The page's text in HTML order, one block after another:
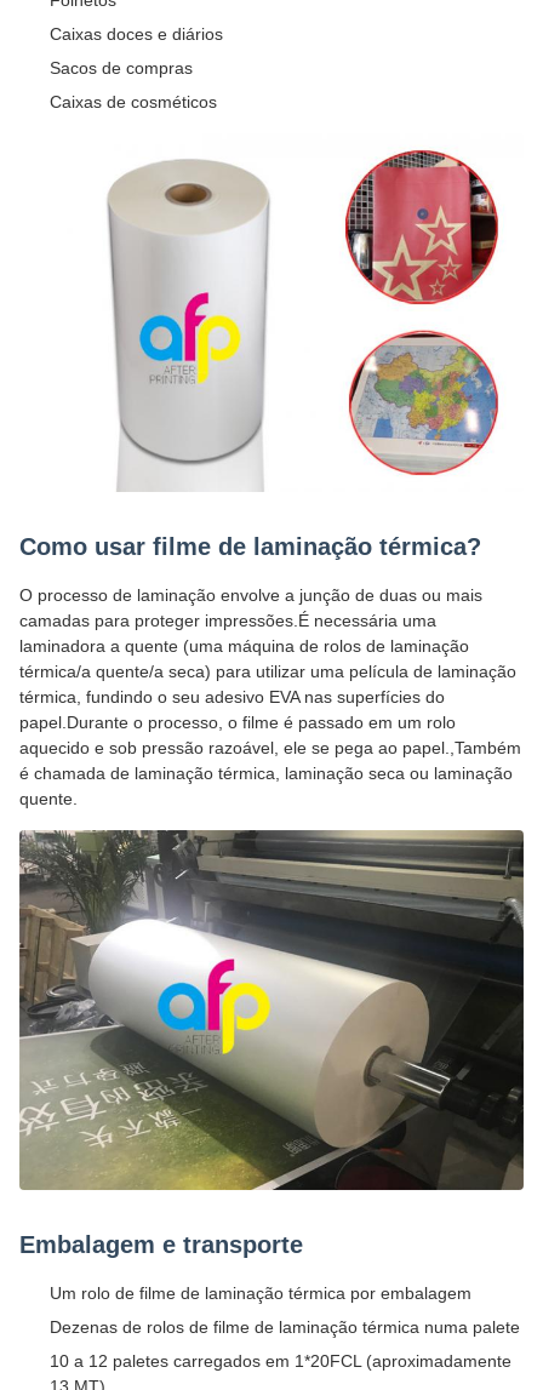
Caixas doces e diários
Sacos de compras
Caixas de cosméticos
Como usar filme de laminação térmica?
O processo de laminação envolve a junção de duas ou mais
camadas para proteger impressões.É necessária uma
laminadora a quente (uma máquina de rolos de laminação
térmica/a quente/a seca) para utilizar uma película de laminação
térmica, fundindo o seu adesivo EVA nas superfícies do
papel.Durante o processo, o filme é passado em um rolo
aquecido e sob pressão razoável, ele se pega ao papel.,Também
é chamada de laminação térmica, laminação seca ou laminação
quente.
Embalagem e transporte
Um rolo de filme de laminação térmica por embalagem
Dezenas de rolos de filme de laminação térmica numa palete
10 a 12 paletes carregados em 1*20FCL (aproximadamente